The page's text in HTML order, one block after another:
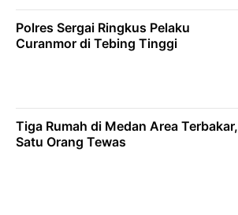
Polres Sergai Ringkus Pelaku
Curanmor di Tebing Tinggi
Tiga Rumah di Medan Area Terbakar,
Satu Orang Tewas